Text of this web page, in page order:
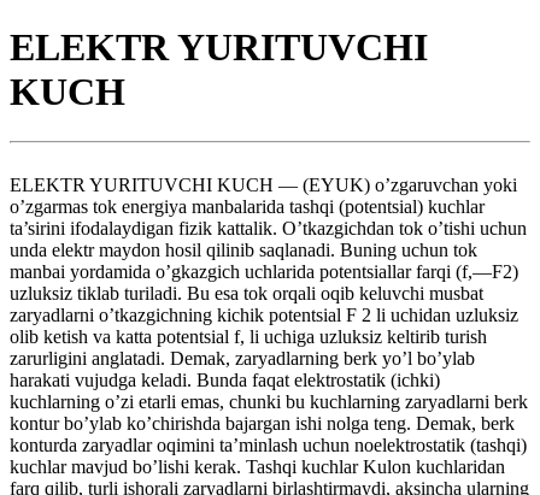
ELEKTR YURITUVCHI
KUCH
ELEKTR YURITUVCHI KUCH — (EYUK) o’zgaruvchan yoki
o’zgarmas tok energiya manbalarida tashqi (potentsial) kuchlar
ta’sirini ifodalaydigan fizik kattalik. O’tkazgichdan tok o’tishi uchun
unda elektr maydon hosil qilinib saqlanadi. Buning uchun tok
manbai yordamida o’gkazgich uchlarida potentsiallar farqi (f,—F2)
uzluksiz tiklab turiladi. Bu esa tok orqali oqib keluvchi musbat
zaryadlarni o’tkazgichning kichik potentsial F 2 li uchidan uzluksiz
olib ketish va katta potentsial f, li uchiga uzluksiz keltirib turish
zarurligini anglatadi. Demak, zaryadlarning berk yo’l bo’ylab
harakati vujudga keladi. Bunda faqat elektrostatik (ichki)
kuchlarning o’zi etarli emas, chunki bu kuchlarning zaryadlarni berk
kontur bo’ylab ko’chirishda bajargan ishi nolga teng. Demak, berk
konturda zaryadlar oqimini ta’minlash uchun noelektrostatik (tashqi)
kuchlar mavjud bo’lishi kerak. Tashqi kuchlar Kulon kuchlaridan
farq qilib, turli ishorali zaryadlarni birlashtirmaydi, aksincha ularning